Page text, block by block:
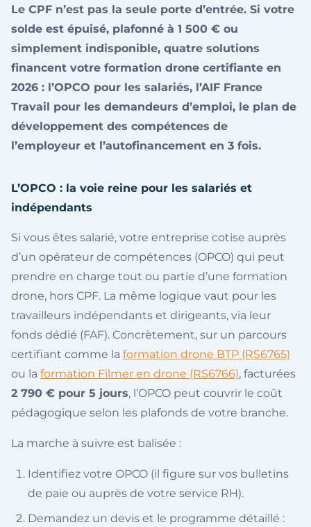
Le CPF n’est pas la seule porte d’entrée. Si votre
solde est épuisé, plafonné à 1 500 € ou
simplement indisponible, quatre solutions
financent votre formation drone certifiante en
2026 : l’OPCO pour les salariés, l’AIF France
Travail pour les demandeurs d’emploi, le plan de
développement des compétences de
l’employeur et l’autofinancement en 3 fois.
L’OPCO : la voie reine pour les salariés et
indépendants
Si vous êtes salarié, votre entreprise cotise auprès
d’un opérateur de compétences (OPCO) qui peut
prendre en charge tout ou partie d’une formation
drone, hors CPF. La même logique vaut pour les
travailleurs indépendants et dirigeants, via leur
fonds dédié (FAF). Concrètement, sur un parcours
certifiant comme la formation drone BTP (RS6765)
ou la formation Filmer en drone (RS6766), facturées
2 790 € pour 5 jours, l’OPCO peut couvrir le coût
pédagogique selon les plafonds de votre branche.
La marche à suivre est balisée :
Identifiez votre OPCO (il figure sur vos bulletins
de paie ou auprès de votre service RH).
Demandez un devis et le programme détaillé :